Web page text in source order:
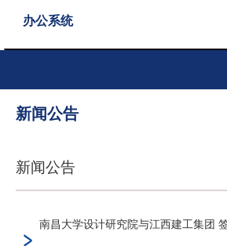
办公系统
新闻公告
新闻公告
南昌大学设计研究院与江西建工集团